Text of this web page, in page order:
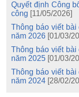
Quyết định Công
công [11/05/2026]
Thông báo viết bài
năm 2026 [01/03/
Thông báo viết bài
năm 2025 [01/03/
Thông báo viết bài
năm 2024 [28/02/